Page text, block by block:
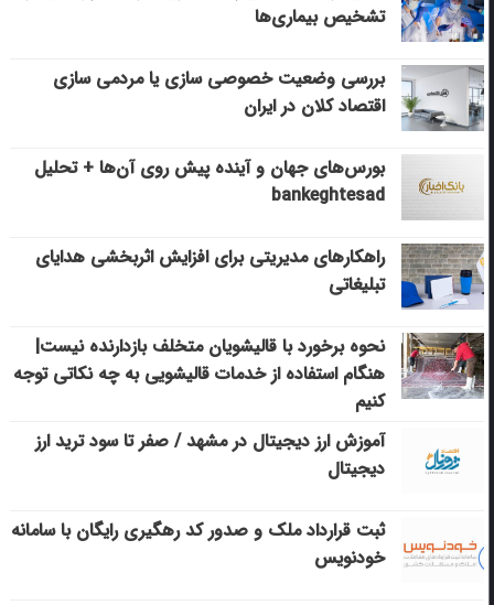
تشخیص بیماری‌ها
بررسی وضعیت خصوصی سازی یا مردمی سازی
اقتصاد کلان در ایران
بورس‌های جهان و آینده پیش روی آن‌ها + تحلیل
bankeghtesad
راهکارهای مدیریتی برای افزایش اثربخشی هدایای
تبلیغاتی
نحوه برخورد با قالیشویان متخلف بازدارنده نیست|
هنگام استفاده از خدمات قالیشویی به چه نکاتی توجه
کنیم
آموزش ارز دیجیتال در مشهد / صفر تا سود ترید ارز
دیجیتال
ثبت قرارداد ملک و صدور کد رهگیری رایگان با سامانه
خودنویس